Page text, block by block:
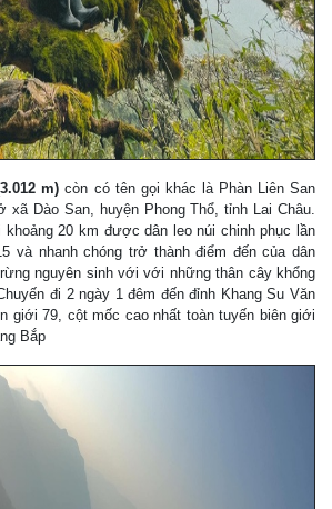
m) còn có tên gọi khác là Phàn Liên San
xã Dào San, huyện Phong Thổ, tỉnh Lai Châu.
khoảng 20 km được dân leo núi chinh phục lần
và nhanh chóng trở thành điểm đến của dân
nguyên sinh với với những thân cây khổng
đi 2 ngày 1 đêm đến đỉnh Khang Su Văn
giới 79, cột mốc cao nhất toàn tuyến biên giới
Bắp